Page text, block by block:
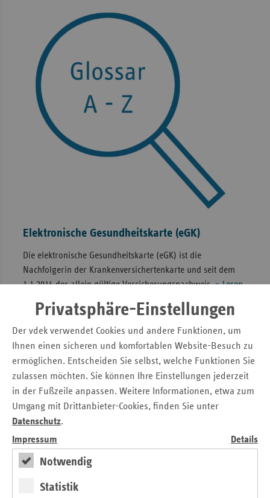
Privatsphäre-Einstellungen
Der vdek verwendet Cookies und andere Funktionen, um
Ihnen einen sicheren und komfortablen Website-Besuch zu
ermöglichen. Entscheiden Sie selbst, welche Funktionen Sie
zulassen möchten. Sie können Ihre Einstellungen jederzeit
in der Fußzeile anpassen. Weitere Informationen, etwa zum
Umgang mit Drittanbieter-Cookies, finden Sie unter
Datenschutz.
Impressum
Details
Notwendig
Statistik
Elektronische Gesundheitskarte (eGK)
Die elektronische Gesundheitskarte (eGK) ist die
Nachfolgerin der Krankenversichertenkarte und seit dem
1.1.2014 der allein gültige Versicherungsnachweis.» Lesen
Digitalisierung im Gesundheitswesen